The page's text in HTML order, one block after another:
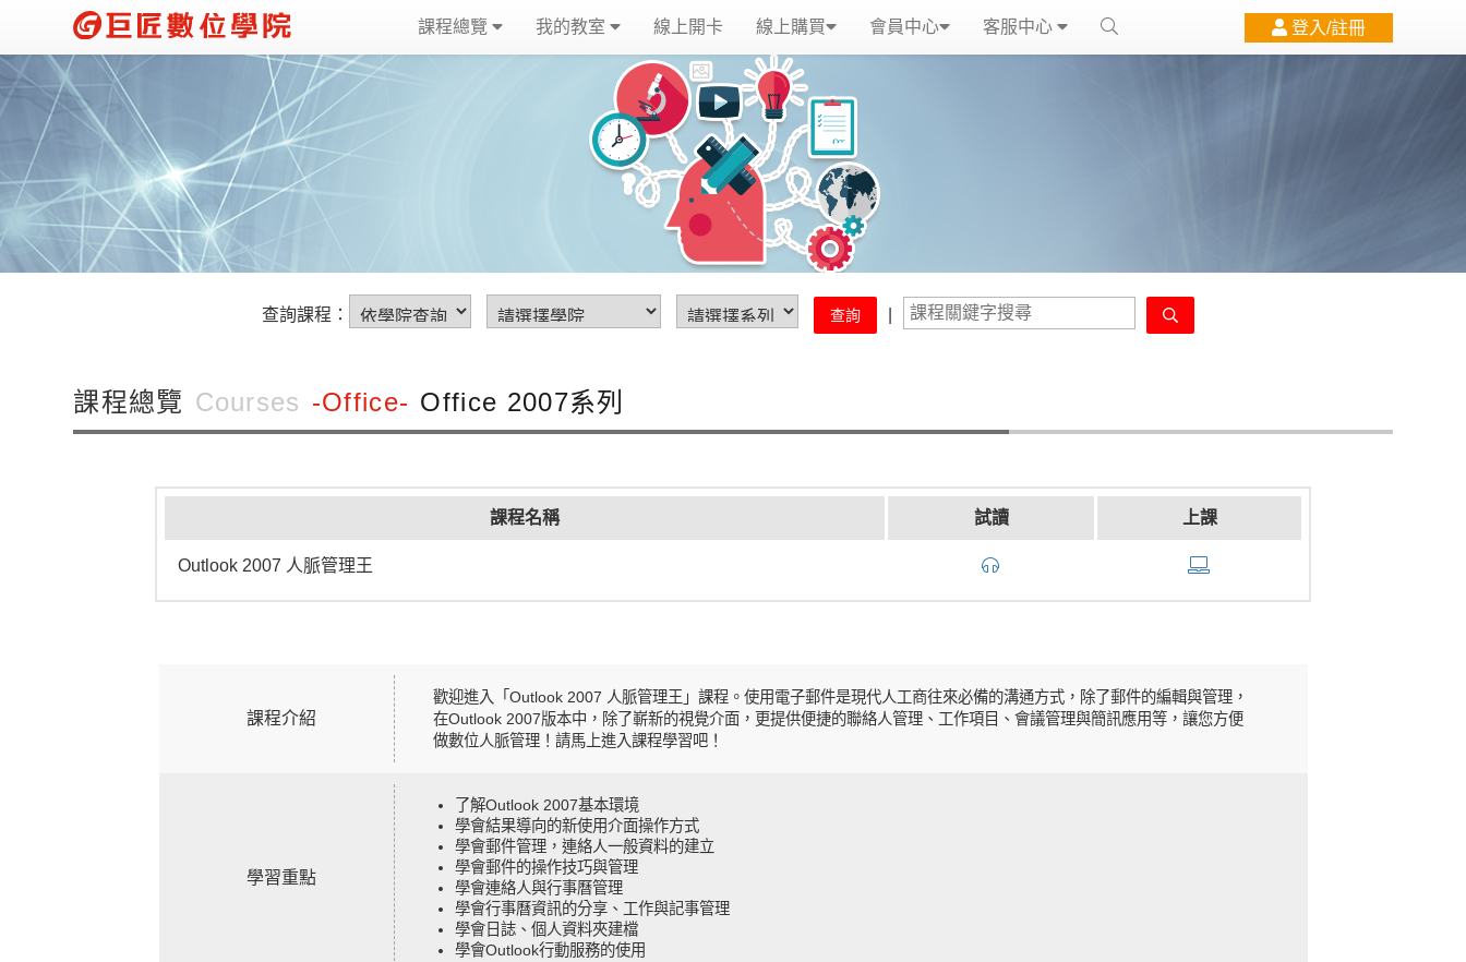
課程總覽 我的教室 線上開卡 線上購買 會員中心 客服中心 登入/註冊
查詢課程： 查詢
課程總覽 Courses -Office- Office 2007系列
課程名稱 試讀 上課
Outlook 2007 人脈管理王
課程介紹
歡迎進入「Outlook 2007 人脈管理王」課程。使用電子郵件是現代人工商往來必備的溝通方式，除了郵件的編輯與管理，
在Outlook 2007版本中，除了嶄新的視覺介面，更提供便捷的聯絡人管理、工作項目、會議管理與簡訊應用等，讓您方便
做數位人脈管理！請馬上進入課程學習吧！
學習重點
了解Outlook 2007基本環境
學會結果導向的新使用介面操作方式
學會郵件管理，連絡人一般資料的建立
學會郵件的操作技巧與管理
學會連絡人與行事曆管理
學會行事曆資訊的分享、工作與記事管理
學會日誌、個人資料夾建檔
學會Outlook行動服務的使用